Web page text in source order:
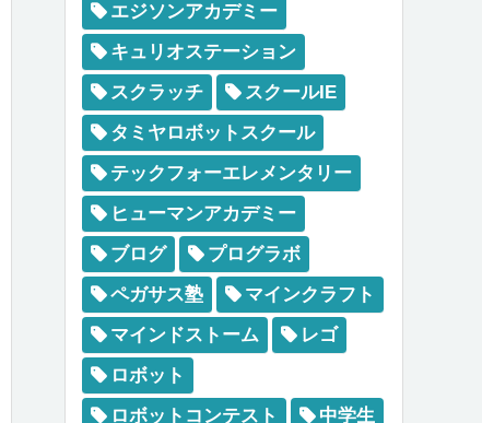
エジソンアカデミー
キュリオステーション
スクラッチ
スクールIE
タミヤロボットスクール
テックフォーエレメンタリー
ヒューマンアカデミー
ブログ
プログラボ
ペガサス塾
マインクラフト
マインドストーム
レゴ
ロボット
ロボットコンテスト
中学生